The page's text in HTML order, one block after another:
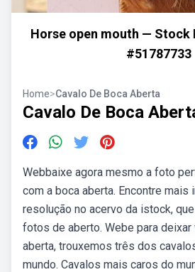
Horse open mouth — Stock
#51787733
Home>Cavalo De Boca Aberta
Cavalo De Boca
Webbaixe agora mesmo a foto
com a boca aberta. Encontre mais
resolução no acervo da istock,
fotos de aberto. Webe para
aberta, trouxemos três dos
mundo. Cavalos mais caros do